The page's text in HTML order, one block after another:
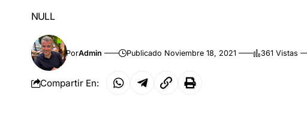
NULL
PorAdmin Publicado Noviembre 18, 2021 361 Vistas
Compartir En: